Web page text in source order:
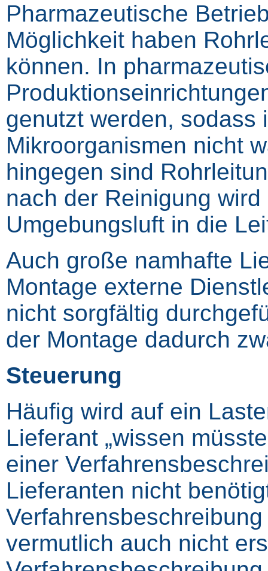
Pharmazeutische
Möglichkeit haben
können. In
genutzt werden, sodass
Mikroorganismen nicht
hingegen sind
nach der Reinigung
Umgebungsluft in die
Auch große namhafte
Montage externe
nicht sorgfältig
der Montage dadurch
Steuerung
Häufig wird auf ein
Lieferant „wissen
einer
Lieferanten nicht
vermutlich auch nicht